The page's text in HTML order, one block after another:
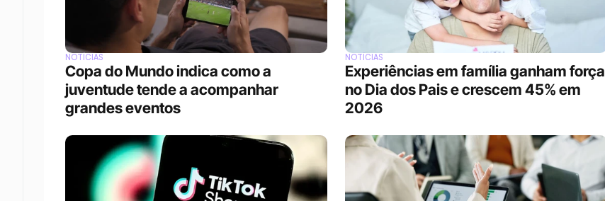
NOTÍCIAS
Copa do Mundo indica como a
juventude tende a acompanhar
grandes eventos
NOTÍCIAS
Experiências em família ganham força
no Dia dos Pais e crescem 45% em
2026